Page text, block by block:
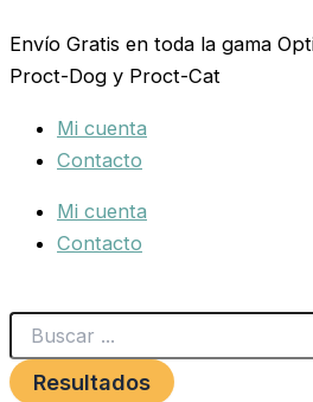
al
contenido
Envío Gratis en toda la gama
Proct-Dog y Proct-Cat
Mi cuenta
Contacto
Mi cuenta
Contacto
...
Resultados
B18
Cria
10
Periquitos
Agapornis
cantidad